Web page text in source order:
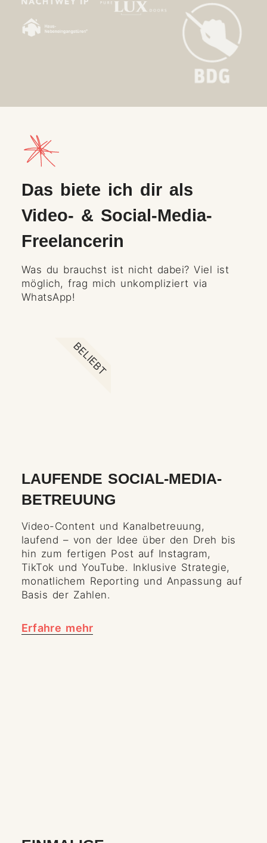
Das biete ich dir als
Video- & Social-Media-
Freelancerin
Was du brauchst ist nicht dabei? Viel ist
möglich, frag mich unkompliziert via
WhatsApp!
LAUFENDE SOCIAL-MEDIA-
BETREUUNG
Video-Content und Kanalbetreuung,
laufend – von der Idee über den Dreh bis
hin zum fertigen Post auf Instagram,
TikTok und YouTube. Inklusive Strategie,
monatlichem Reporting und Anpassung auf
Basis der Zahlen.​
BELIEBT
Erfahre mehr